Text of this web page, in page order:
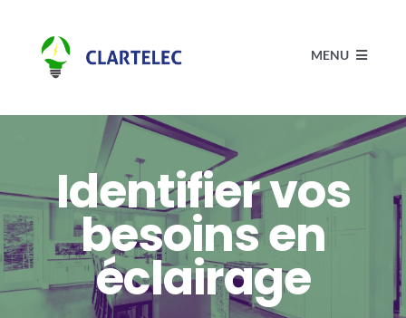
contenu
MENU
Accueil
Électricité
Actualités
Réalisations
Identifier vos
besoins en
éclairage